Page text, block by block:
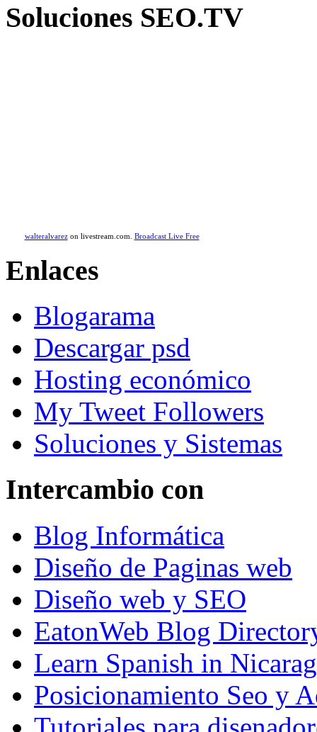
Soluciones SEO.TV
walteralvarezon livestream.com. Broadcast Live Free
Enlaces
Blogarama
Descargar psd
Hosting económico
My Tweet Followers
Soluciones y Sistemas
Intercambio con
Blog Informática
Diseño de Paginas web
Diseño web y SEO
EatonWeb Blog
Learn Spanish in
Posicionamiento Seo y